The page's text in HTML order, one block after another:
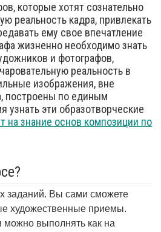
которые хотят сознательно
реальность кадра, привлекать
ему свое впечатление
жизненно необходимо знать
и фотографов,
реальность в
изображения, вне
построены по единым
узнать эти образотворческие
на знание основ композиции по
заданий. Вы сами сможете
художественные приемы.
выполнять как на